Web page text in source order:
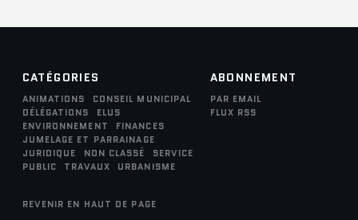
CATÉGORIES
ANIMATIONS
CONSEIL MUNICIPAL
DÉLÉGATIONS
ELUS
ENVIRONNEMENT
FINANCES
JUMELAGE ET PARRAINAGE
JURIDIQUE
NON CLASSÉ
SERVICE
PUBLIC
TRAVAUX URBANISME
ABONNEMENT
PAR EMAIL
FLUX RSS
REVENIR EN HAUT DE PAGE